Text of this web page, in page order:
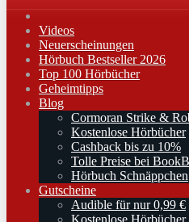
Videos
Neuerscheinungen
Hörbuch Bestseller 2026
Top 100 Hörbücher
Geheimtipps
Blog
Cormoran Strike &
Kostenlose Hörbücher
Cashback bis zu 10%
Tolle Preise bei
Hörbuch Schnäppchen
Gutscheine
Audible für nur 0,99 €
Kostenlose Hörbücher